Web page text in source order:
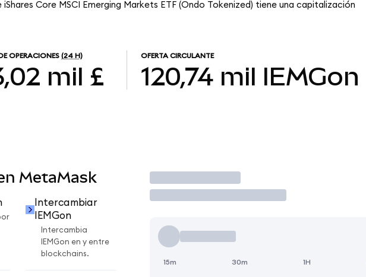
Core MSCI Emerging Markets ETF (Ondo Tokenized) tiene una capitalización
OPERACIONES (24 H)
mil £
OFERTA CIRCULANTE
120,74 mil IEMGon
MetaMask
Intercambiar
IEMGon
Intercambia
IEMGon en y entre
blockchains.
Operar
15m 30m 1H